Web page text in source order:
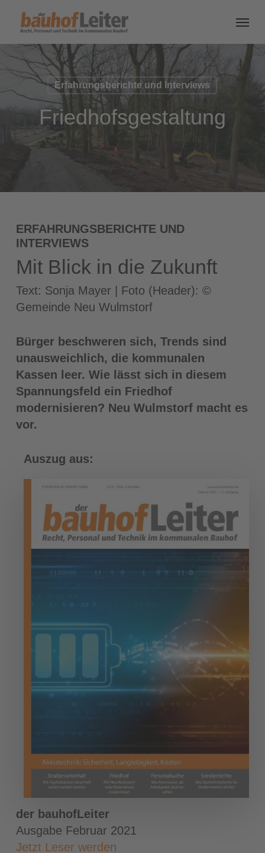
Erfahrungsberichte und Interviews
Friedhofsgestaltung
ERFAHRUNGSBERICHTE UND
INTERVIEWS
Mit Blick in die Zukunft
Text: Sonja Mayer | Foto (Header): ©
Gemeinde Neu Wulmstorf
Bürger beschweren sich, Trends sind
unausweichlich, die kommunalen
Kassen leer. Wie lässt sich in diesem
Spannungsfeld ein Friedhof
modernisieren? Neu Wulmstorf macht es
vor.
Auszug aus:
der bauhofLeiter
Ausgabe Februar 2021
Jetzt Leser werden